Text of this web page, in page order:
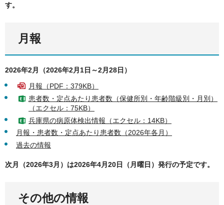
す。
月報
2026年2月（2026年2月1日～2月28日）
月報（PDF：379KB）
患者数・定点あたり患者数（保健所別・年齢階級別・月別）
（エクセル：75KB）
兵庫県の病原体検出情報（エクセル：14KB）
月報・患者数・定点あたり患者数（2026年各月）
過去の情報
次月（2026年3月）は2026年4月20日（月曜日）発行の予定です。
その他の情報